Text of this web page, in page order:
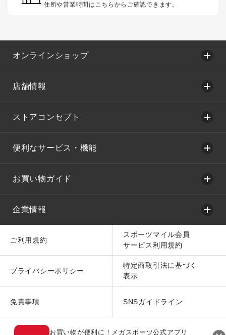
住所や営業時間はこちらからご確認できます。
オンラインショップ
店舗情報
ストアコンセプト
便利なサービス・機能
お買い物ガイド
企業情報
ご利用規約
スポーツマイル会員
サービス利用規約
プライバシーポリシー
特定商取引法に基づく
表示
免責事項 SNSガイドライン
お買い物が便利に！メガスポーツ公式アプリ